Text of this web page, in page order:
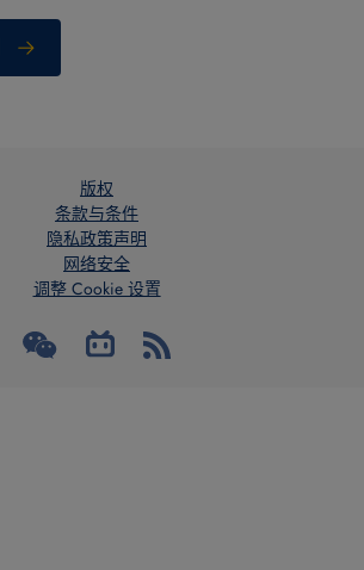
版权
条款与条件
隐私政策声明
网络安全
调整 Cookie 设置